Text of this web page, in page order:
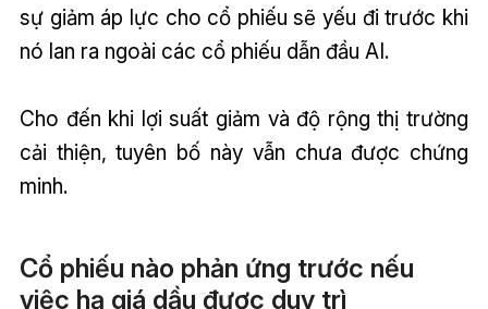
sự giảm áp lực cho cổ phiếu sẽ yếu đi trước khi
nó lan ra ngoài các cổ phiếu dẫn đầu AI.
Cho đến khi lợi suất giảm và độ rộng thị trường
cải thiện, tuyên bố này vẫn chưa được chứng
minh.
Cổ phiếu nào phản ứng trước nếu
việc hạ giá dầu được duy trì